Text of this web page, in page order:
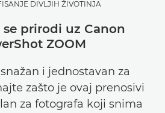
Pronađite inspiraciju | Saveti za fotografisanje / štampanje i vodiči za kupce
DIVLJIH ŽIVOTINJA
prirodi uz Canon
ZOOM
i jednostavan za
zašto je ovaj prenosivi
za fotografa koji snima